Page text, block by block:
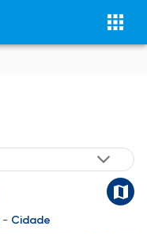
- Cidade